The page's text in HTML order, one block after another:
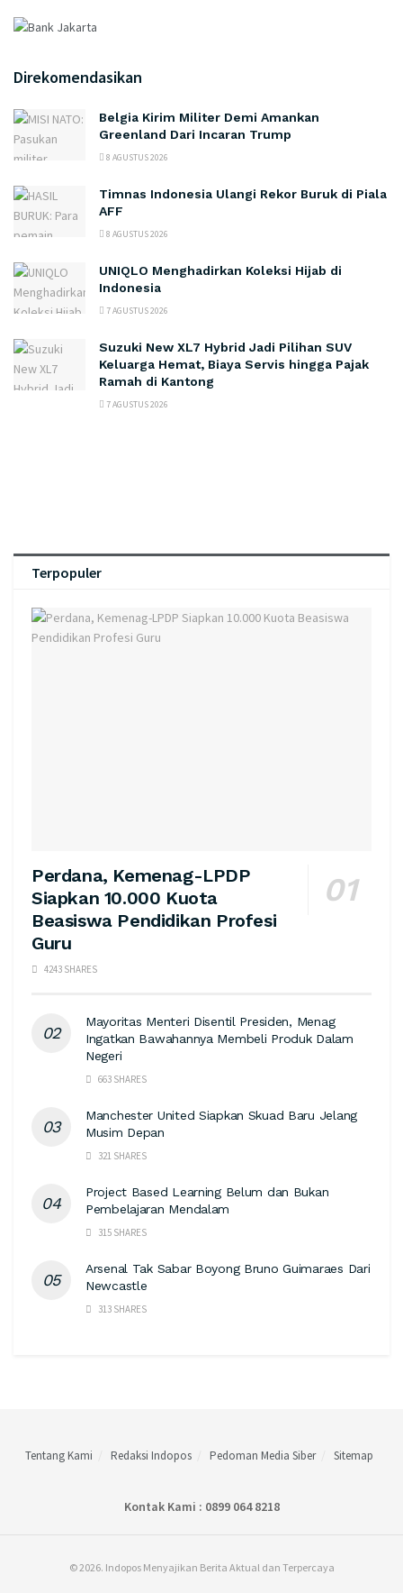
Direkomendasikan
Belgia Kirim Militer Demi Amankan
Greenland Dari Incaran Trump
8 AGUSTUS 2026
Timnas Indonesia Ulangi Rekor Buruk di Piala
AFF
8 AGUSTUS 2026
UNIQLO Menghadirkan Koleksi Hijab di
Indonesia
7 AGUSTUS 2026
Suzuki New XL7 Hybrid Jadi Pilihan SUV
Keluarga Hemat, Biaya Servis hingga Pajak
Ramah di Kantong
7 AGUSTUS 2026
Terpopuler
Perdana, Kemenag-LPDP
Siapkan 10.000 Kuota
Beasiswa Pendidikan Profesi
Guru
4243 SHARES
Mayoritas Menteri Disentil Presiden, Menag
Ingatkan Bawahannya Membeli Produk Dalam
Negeri
663 SHARES
Manchester United Siapkan Skuad Baru Jelang
Musim Depan
321 SHARES
Project Based Learning Belum dan Bukan
Pembelajaran Mendalam
315 SHARES
Arsenal Tak Sabar Boyong Bruno Guimaraes Dari
Newcastle
313 SHARES
Tentang Kami Redaksi Indopos Pedoman Media Siber Sitemap
Kontak Kami : 0899 064 8218
© 2026. Indopos Menyajikan Berita Aktual dan Terpercaya